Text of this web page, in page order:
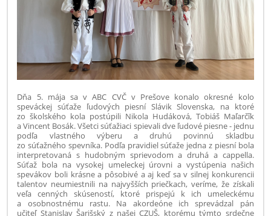
Dňa 5. mája sa v ABC CVČ v Prešove konalo okresné kolo
speváckej súťaže ľudových piesní Slávik Slovenska, na ktoré
zo školského kola postúpili Nikola Hudáková, Tobiáš Maľarčîk
a Vincent Bosák. Všetci súťažiaci spievali dve ľudové piesne - jednu
podľa vlastného výberu a druhú povinnú skladbu
zo súťažného spevníka. Podľa pravidiel súťaže jedna z piesní bola
interpretovaná s hudobným sprievodom a druhá a cappella.
Súťaž bola na vysokej umeleckej úrovni a vystúpenia našich
spevákov boli krásne a pôsobivé a aj keď sa v silnej konkurencii
talentov neumiestnili na najvyšších priečkach, veríme, že získali
veľa cenných skúseností, ktoré prispejú k ich umeleckému
a osobnostnému rastu. Na akordeóne ich sprevádzal pán
učiteľ Stanislav Šarišský z našej CZUŠ, ktorému týmto srdečne